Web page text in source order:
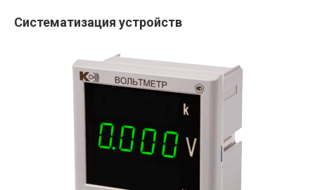
Систематизация устройств